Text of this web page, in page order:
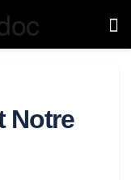
Notre